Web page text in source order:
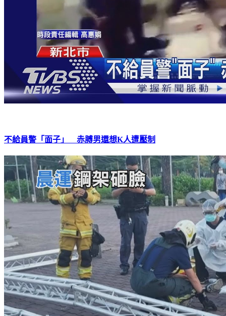
不給員警「面子」 赤膊男還想K人遭壓制